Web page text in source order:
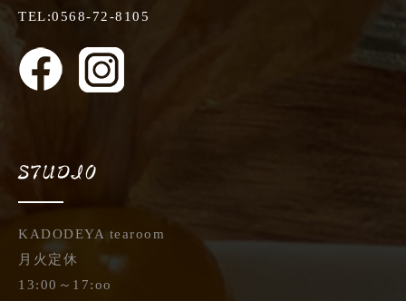
TEL:0568-72-8105
STUDIO
KADODEYA tearoom
月火定休
13:00～17:oo